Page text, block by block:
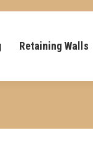
Retaining Walls